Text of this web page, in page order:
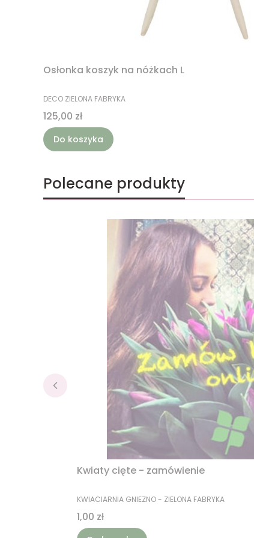
Osłonka koszyk na nóżkach L
PRODUCENT
DECO ZIELONA FABRYKA
Cena
125,00 zł
Do koszyka
Polecane produkty
Kwiaty cięte - zamówienie
PRODUCENT
KWIACIARNIA GNIEZNO - ZIELONA FABRYKA
Cena
1,00 zł